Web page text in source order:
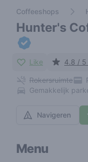
Coffeeshops
Hunter's
Like 4.8 / 5
Rokersruimte
Gemakkelijk
Navigeren
Menu